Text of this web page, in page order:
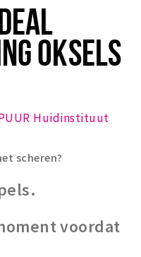
OKSELS
Huidinstituut
scheren?
voordat